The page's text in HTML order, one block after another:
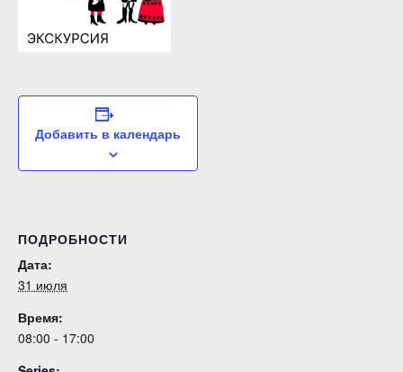
Добавить в календарь
ПОДРОБНОСТИ
Дата:
31 июля
Время:
08:00 - 17:00